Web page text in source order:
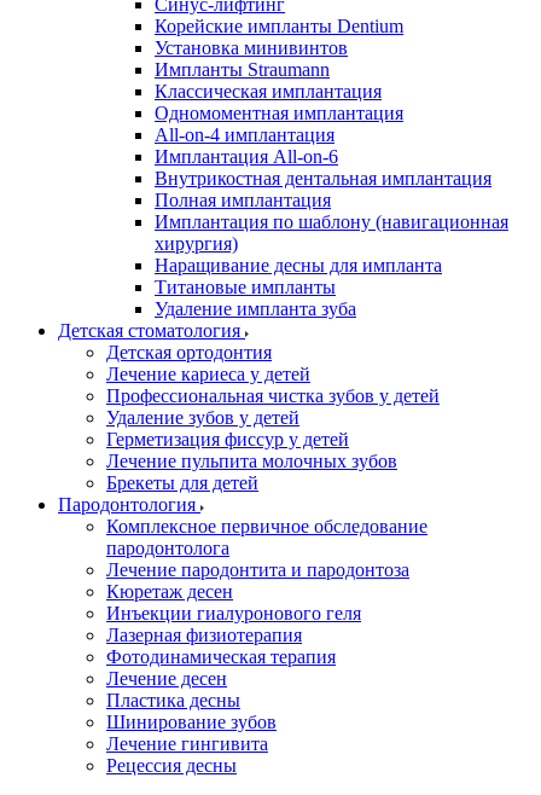
Синус-лифтинг
Корейские импланты Dentium
Установка минивинтов
Импланты Straumann
Классическая имплантация
Одномоментная имплантация
All-on-4 имплантация
Имплантация All-on-6
Внутрикостная дентальная имплантация
Полная имплантация
Имплантация по шаблону (навигационная
хирургия)
Наращивание десны для импланта
Титановые импланты
Удаление импланта зуба
Детская стоматология
Детская ортодонтия
Лечение кариеса у детей
Профессиональная чистка зубов у детей
Удаление зубов у детей
Герметизация фиссур у детей
Лечение пульпита молочных зубов
Брекеты для детей
Пародонтология
Комплексное первичное обследование
пародонтолога
Лечение пародонтита и пародонтоза
Кюретаж десен
Инъекции гиалуронового геля
Лазерная физиотерапия
Фотодинамическая терапия
Лечение десен
Пластика десны
Шинирование зубов
Лечение гингивита
Рецессия десны